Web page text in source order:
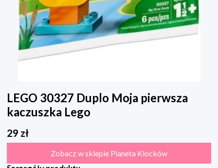
LEGO 30327 Duplo Moja pierwsza
kaczuszka Lego
29 zł
Zobacz w sklepie Planeta Klocków